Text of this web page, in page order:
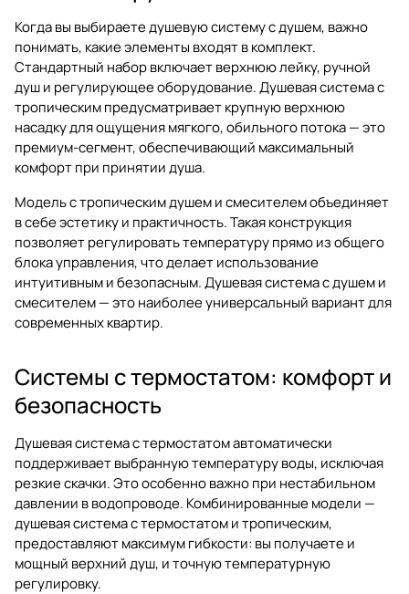
Когда вы выбираете душевую систему с душем, важно
понимать, какие элементы входят в комплект.
Стандартный набор включает верхнюю лейку, ручной
душ и регулирующее оборудование. Душевая система с
тропическим предусматривает крупную верхнюю
насадку для ощущения мягкого, обильного потока — это
премиум-сегмент, обеспечивающий максимальный
комфорт при принятии душа.
Модель с тропическим душем и смесителем объединяет
в себе эстетику и практичность. Такая конструкция
позволяет регулировать температуру прямо из общего
блока управления, что делает использование
интуитивным и безопасным. Душевая система с душем и
смесителем — это наиболее универсальный вариант для
современных квартир.
Системы с термостатом: комфорт и
безопасность
Душевая система с термостатом автоматически
поддерживает выбранную температуру воды, исключая
резкие скачки. Это особенно важно при нестабильном
давлении в водопроводе. Комбинированные модели —
душевая система с термостатом и тропическим,
предоставляют максимум гибкости: вы получаете и
мощный верхний душ, и точную температурную
регулировку.